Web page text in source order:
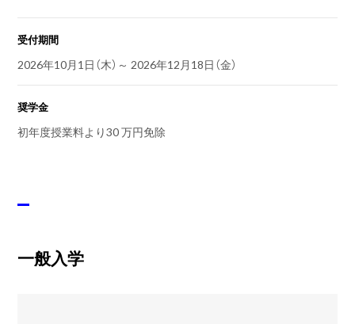
受付期間
2026年10月1日（木）～ 2026年12月18日（金）
奨学金
初年度授業料より30 万円免除
一般入学